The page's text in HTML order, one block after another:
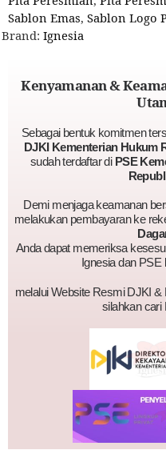
Sablon Emas, Sablon Logo
Brand: Ignesia
Kenyamanan &
Sebagai bentuk komitmen
DJKI Kementerian Hukum
sudah terdaftar di PSE
Demi menjaga keamanan
melakukan pembayaran ke
Anda dapat memeriksa
Ignesia dan PSE
melalui Website Resmi DJKI
silahkan cari